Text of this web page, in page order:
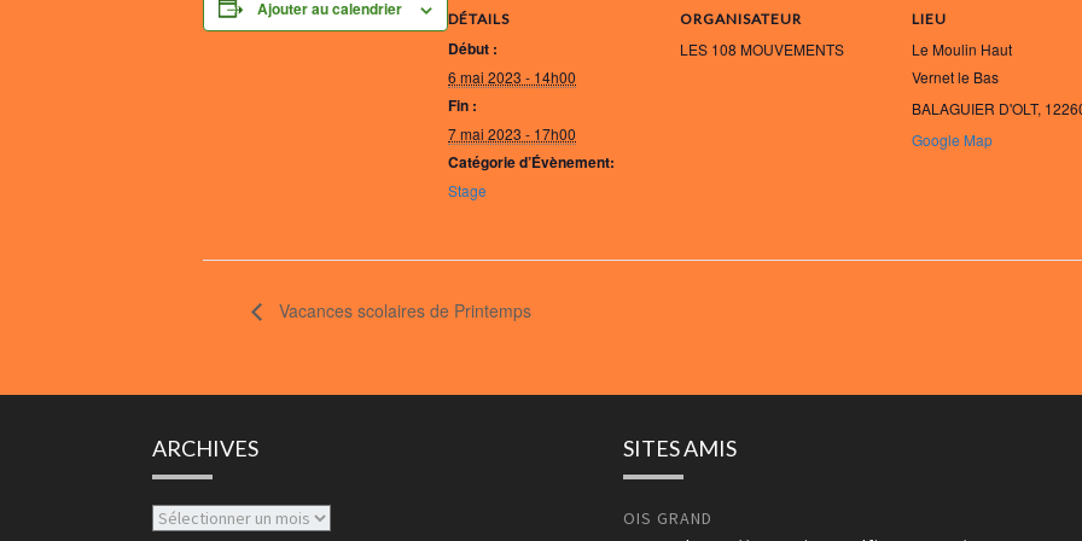
Ajouter au calendrier DÉTAILS
Début :
6 mai 2023 - 14h00
Fin :
7 mai 2023 - 17h00
Catégorie d’Évènement:
Stage
ORGANISATEUR
LES 108 MOUVEMENTS
LIEU
Le Moulin Haut
Vernet le Bas
BALAGUIER D'OLT,
Google Map
Vacances scolaires de Printemps
ARCHIVES
Archives
SITES AMIS
OIS GRAND